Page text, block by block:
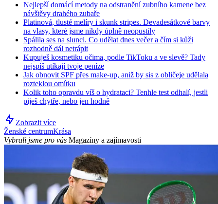
Nejlepší domácí metody na odstranění zubního kamene bez
návštěvy drahého zubaře
Platinová, tlusté melíry i skunk stripes. Devadesátkové barvy
na vlasy, které jsme nikdy úplně neopustily
Spálila ses na slunci. Co udělat dnes večer a čím si kůži
rozhodně dál netrápit
Kupuješ kosmetiku očima, podle TikToku a ve slevě? Tady
nejspíš utíkají tvoje peníze
Jak obnovit SPF přes make-up, aniž by sis z obličeje udělala
rozteklou omítku
Kolik toho opravdu víš o hydrataci? Tenhle test odhalí, jestli
piješ chytře, nebo jen hodně
Zobrazit více
Ženské centrumKrása
Vybrali jsme pro vás Magazíny a zajímavosti